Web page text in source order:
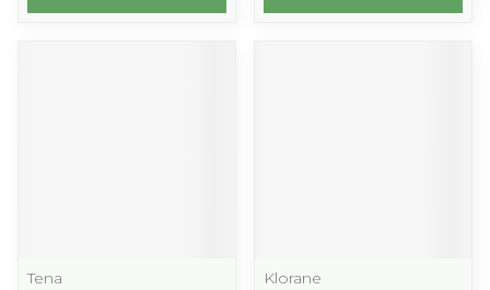
Tena
Klorane